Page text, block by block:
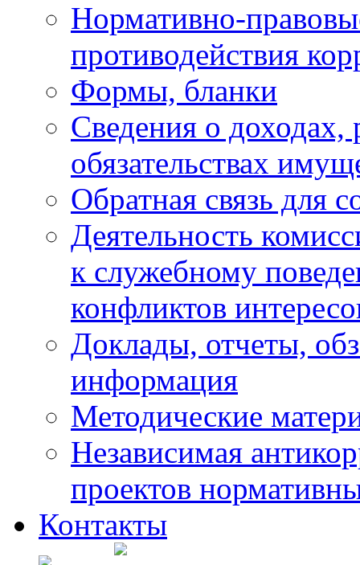
Нормативно-
противодействия
Формы, бланки
Сведения о доходах,
обязательствах
Обратная связь для
Деятельность
к служебному
конфликтов
Доклады, отчеты,
информация
Методические
Независимая
проектов
Контакты